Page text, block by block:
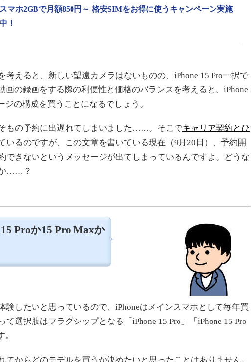
スマホ2GBで月額850円～ 格安SIMをお得に使うキャンペーン実施
中！
えると、新しい望遠カメラはないものの、iPhone 15 Pro一択で
画の録画をする際の利便性と価格のバランスを考えると、iPhone
ジの構成を買うことになるでしょう。
もの予約に出遅れてしまいました……。そこでキャリア契約とひ
いるのですが、この文章を書いている現在（9月20日）、予約開
できないというメッセージが出てしまっているんですよ。どうな
か……？
Proか15 Pro Maxか
したいと思っているので、iPhoneはメインスマホとして毎年買
て選択肢はフラグシップとなる「iPhone 15 Pro」「iPhone 15 Pro
からどのモデルを買うか決めたいと思ったことはありません。